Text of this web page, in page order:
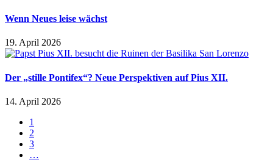
Wenn Neues leise wächst
19. April 2026
Der „stille Pontifex“? Neue Perspektiven auf Pius XII.
14. April 2026
1
2
3
…